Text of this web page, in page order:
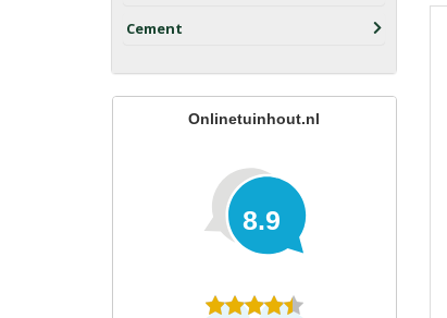
Cement
Onlinetuinhout.nl
8.9